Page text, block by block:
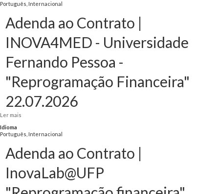
Português, Internacional
Adenda ao Contrato |
INOVA4MED - Universidade
Fernando Pessoa -
"Reprogramação Financeira"
22.07.2026
Ler mais
Idioma
Português, Internacional
Adenda ao Contrato |
InovaLab@UFP